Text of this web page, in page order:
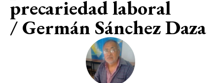
precariedad laboral
/ Germán Sánchez Daza